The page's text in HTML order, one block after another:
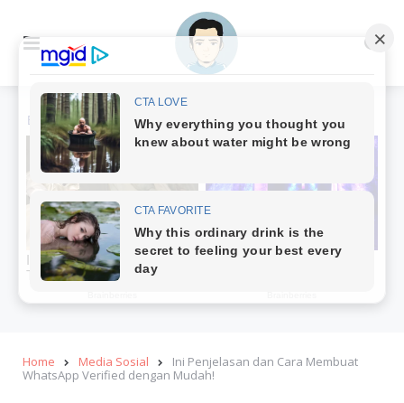
Menu
Home Media Sosial
Ini Penjelasan dan Cara Membuat
WhatsApp Verified dengan Mudah!